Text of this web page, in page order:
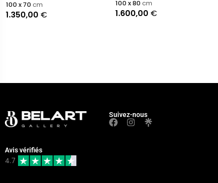
1.350,00 €
100 x 70 cm
1.600,00 €
100 x 80 cm
Suivez-nous
Avis vérifiés
4.7